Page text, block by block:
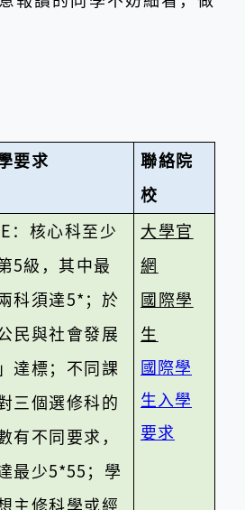
要求 聯絡院
校
：核心科至少
5級，其中最
科須達 5* ；於
公民與社會發展
達標；不同課
三個選修科的
有不同要求，
最少5*55 ；學
主修科學或經
大學官
網
國際學
生
國際學
生入學
要求